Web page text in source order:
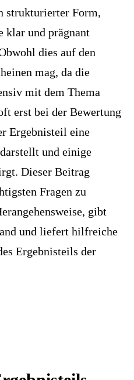
strukturierter Form,
klar und prägnant
dies auf den
mag, da die
mit dem Thema
erst bei der Bewertung
Ergebnisteil eine
und einige
Dieser Beitrag
Fragen zu
gibt
und liefert hilfreiche
Ergebnisteils der